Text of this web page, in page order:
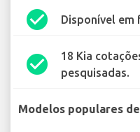
check_circle Disponível em
check_circle
18 Kia
pesquisadas.
Modelos populares